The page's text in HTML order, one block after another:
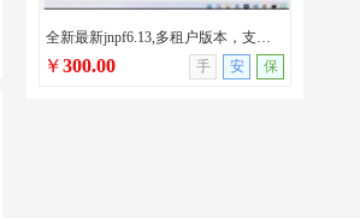
全新最新jnpf6.13,多租户版本，支持AI/netcore版本/jnpf最新版本
￥300.00 手 安 保